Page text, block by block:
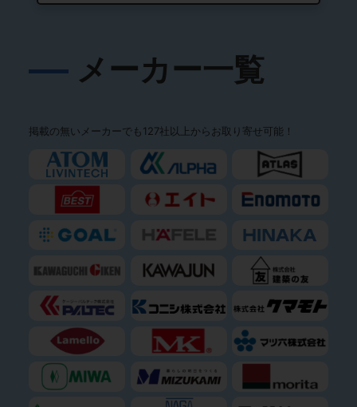
メーカー一覧
掲載の無いメーカーでも127社以上からお取り寄せ可能！